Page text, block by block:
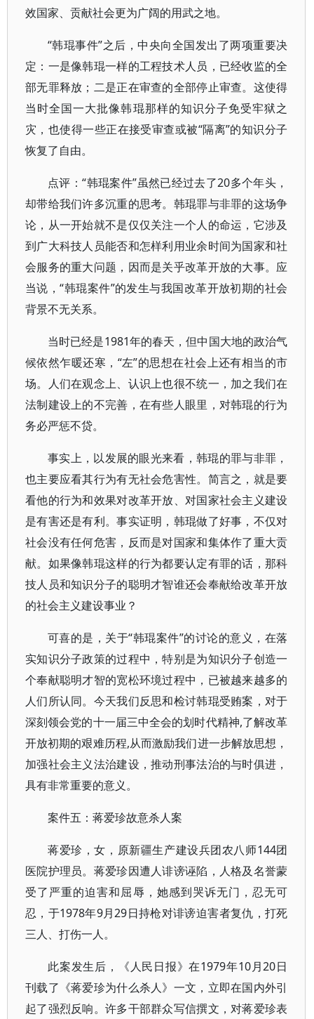
效国家、贡献社会更为广阔的用武之地。
“韩琨事件”之后，中央向全国发出了两项重要决
定：一是像韩琨一样的工程技术人员，已经收监的全
部无罪释放；二是正在审查的全部停止审查。这使得
当时全国一大批像韩琨那样的知识分子免受牢狱之
灾，也使得一些正在接受审查或被“隔离”的知识分子
恢复了自由。
点评：“韩琨案件”虽然已经过去了20多个年头，
却带给我们许多沉重的思考。韩琨罪与非罪的这场争
论，从一开始就不是仅仅关注一个人的命运，它涉及
到广大科技人员能否和怎样利用业余时间为国家和社
会服务的重大问题，因而是关乎改革开放的大事。应
当说，“韩琨案件”的发生与我国改革开放初期的社会
背景不无关系。
当时已经是1981年的春天，但中国大地的政治气
候依然乍暖还寒，“左”的思想在社会上还有相当的市
场。人们在观念上、认识上也很不统一，加之我们在
法制建设上的不完善，在有些人眼里，对韩琨的行为
务必严惩不贷。
事实上，以发展的眼光来看，韩琨的罪与非罪，
也主要应看其行为有无社会危害性。简言之，就是要
看他的行为和效果对改革开放、对国家社会主义建设
是有害还是有利。事实证明，韩琨做了好事，不仅对
社会没有任何危害，反而是对国家和集体作了重大贡
献。如果像韩琨这样的行为都要认定有罪的话，那科
技人员和知识分子的聪明才智谁还会奉献给改革开放
的社会主义建设事业？
可喜的是，关于“韩琨案件”的讨论的意义，在落
实知识分子政策的过程中，特别是为知识分子创造一
个奉献聪明才智的宽松环境过程中，已被越来越多的
人们所认同。今天我们反思和检讨韩琨受贿案，对于
深刻领会党的十一届三中全会的划时代精神,了解改革
开放初期的艰难历程,从而激励我们进一步解放思想，
加强社会主义法治建设，推动刑事法治的与时俱进，
具有非常重要的意义。
案件五：蒋爱珍故意杀人案
蒋爱珍，女，原新疆生产建设兵团农八师144团
医院护理员。蒋爱珍因遭人诽谤诬陷，人格及名誉蒙
受了严重的迫害和屈辱，她感到哭诉无门，忍无可
忍，于1978年9月29日持枪对诽谤迫害者复仇，打死
三人、打伤一人。
此案发生后，《人民日报》在1979年10月20日
刊载了《蒋爱珍为什么杀人》一文，立即在国内外引
起了强烈反响。许多干部群众写信撰文，对蒋爱珍表